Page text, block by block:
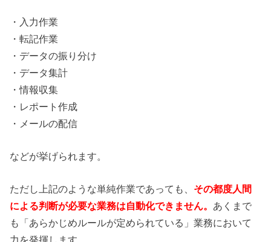
・入力作業
・転記作業
・データの振り分け
・データ集計
・情報収集
・レポート作成
・メールの配信
などが挙げられます。
ただし上記のような単純作業であっても、 その都度人間
による判断が必要な業務は自動化できません。 あくまで
も「あらかじめルールが定められている」業務において